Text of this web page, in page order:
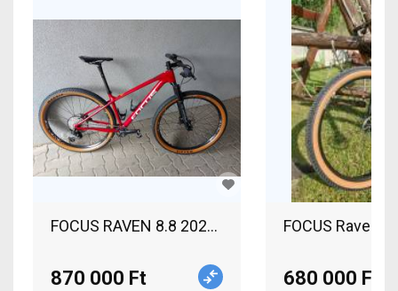
FOCUS RAVEN 8.8 2021 Mountain Bike 29" elöl
870 000 Ft
FOCUS Raven
680 000 Ft